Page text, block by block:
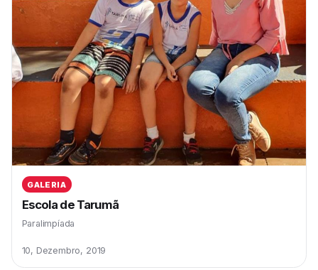
GALERIA
Escola de Tarumã
Paralimpíada
10, Dezembro, 2019